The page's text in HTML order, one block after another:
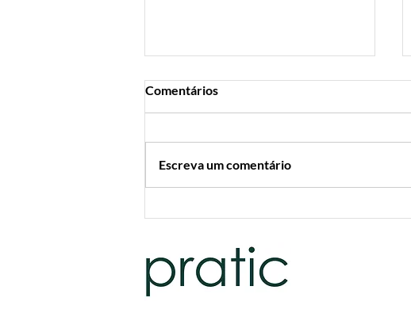
da sua marca de suplementos
Comentários
Escreva um comentário